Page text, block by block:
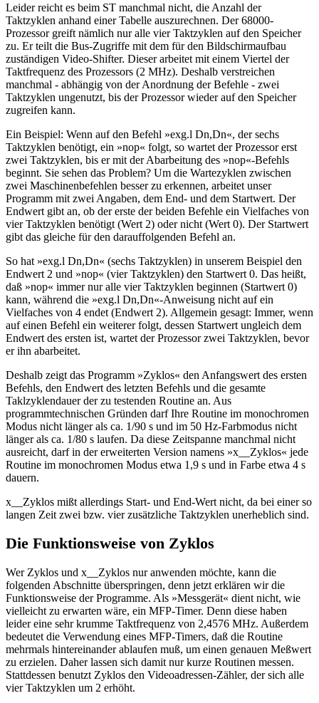
Leider reicht es beim ST manchmal nicht, die Anzahl der
Taktzyklen anhand einer Tabelle auszurechnen. Der 68000-
Prozessor greift nämlich nur alle vier Taktzyklen auf den Speicher
zu. Er teilt die Bus-Zugriffe mit dem für den Bildschirmaufbau
zuständigen Video-Shifter. Dieser arbeitet mit einem Viertel der
Taktfrequenz des Prozessors (2 MHz). Deshalb verstreichen
manchmal - abhängig von der Anordnung der Befehle - zwei
Taktzyklen ungenutzt, bis der Prozessor wieder auf den Speicher
zugreifen kann.
Ein Beispiel: Wenn auf den Befehl »exg.l Dn,Dn«, der sechs
Taktzyklen benötigt, ein »nop« folgt, so wartet der Prozessor erst
zwei Taktzyklen, bis er mit der Abarbeitung des »nop«-Befehls
beginnt. Sie sehen das Problem? Um die Wartezyklen zwischen
zwei Maschinenbefehlen besser zu erkennen, arbeitet unser
Programm mit zwei Angaben, dem End- und dem Startwert. Der
Endwert gibt an, ob der erste der beiden Befehle ein Vielfaches von
vier Taktzyklen benötigt (Wert 2) oder nicht (Wert 0). Der Startwert
gibt das gleiche für den darauffolgenden Befehl an.
So hat »exg.l Dn,Dn« (sechs Taktzyklen) in unserem Beispiel den
Endwert 2 und »nop« (vier Taktzyklen) den Startwert 0. Das heißt,
daß »nop« immer nur alle vier Taktzyklen beginnen (Startwert 0)
kann, während die »exg.l Dn,Dn«-Anweisung nicht auf ein
Vielfaches von 4 endet (Endwert 2). Allgemein gesagt: Immer, wenn
auf einen Befehl ein weiterer folgt, dessen Startwert ungleich dem
Endwert des ersten ist, wartet der Prozessor zwei Taktzyklen, bevor
er ihn abarbeitet.
Deshalb zeigt das Programm »Zyklos« den Anfangswert des ersten
Befehls, den Endwert des letzten Befehls und die gesamte
Taklzyklendauer der zu testenden Routine an. Aus
programmtechnischen Gründen darf Ihre Routine im monochromen
Modus nicht länger als ca. 1/90 s und im 50 Hz-Farbmodus nicht
länger als ca. 1/80 s laufen. Da diese Zeitspanne manchmal nicht
ausreicht, darf in der erweiterten Version namens »x__Zyklos« jede
Routine im monochromen Modus etwa 1,9 s und in Farbe etwa 4 s
dauern.
x__Zyklos mißt allerdings Start- und End-Wert nicht, da bei einer so
langen Zeit zwei bzw. vier zusätzliche Taktzyklen unerheblich sind.
Die Funktionsweise von Zyklos
Wer Zyklos und x__Zyklos nur anwenden möchte, kann die
folgenden Abschnitte überspringen, denn jetzt erklären wir die
Funktionsweise der Programme. Als »Messgerät« dient nicht, wie
vielleicht zu erwarten wäre, ein MFP-Timer. Denn diese haben
leider eine sehr krumme Taktfrequenz von 2,4576 MHz. Außerdem
bedeutet die Verwendung eines MFP-Timers, daß die Routine
mehrmals hintereinander ablaufen muß, um einen genauen Meßwert
zu erzielen. Daher lassen sich damit nur kurze Routinen messen.
Stattdessen benutzt Zyklos den Videoadressen-Zähler, der sich alle
vier Taktzyklen um 2 erhöht.